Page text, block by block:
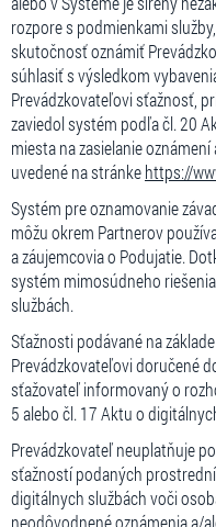
rozpore s podmienkami
skutočnosť oznámiť
súhlasiť s výsledkom
Prevádzkovateľovi sťažnosť,
zaviedol systém podľa čl. 20
miesta na zasielanie
uvedené na stránkehttps://
Systém pre oznamovanie
môžu okrem Partnerov
a záujemcovia o Podujatie.
systém mimosúdneho
službách.
Sťažnosti podávané na
Prevádzkovateľovi doručené
sťažovateľ informovaný o
5 alebo čl. 17 Aktu o
Prevádzkovateľ neuplatňuje
sťažností podaných
digitálnych službách voči
neodôvodnené oznámenia a/